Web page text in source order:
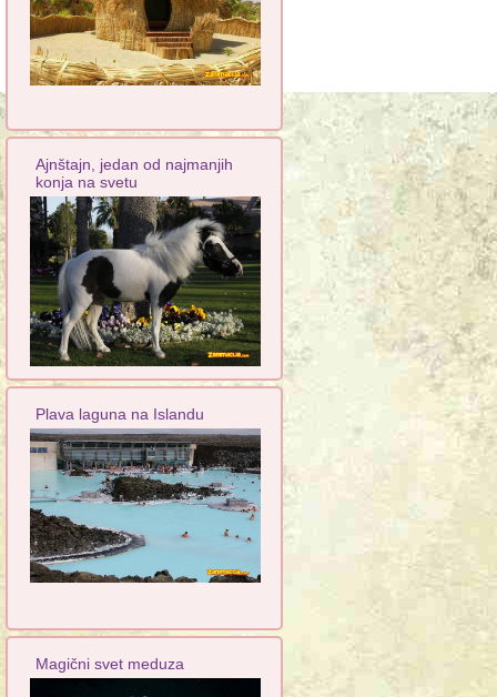
Ajnštajn, jedan od najmanjih
konja na svetu
Plava laguna na Islandu
Magični svet meduza